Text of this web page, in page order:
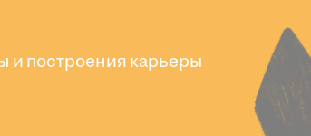
и построения карьеры